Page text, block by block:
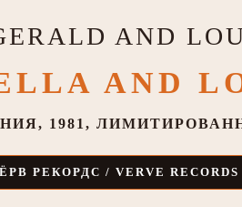
AND
AND
1981,
РЕКОРДС / VERVE RECORDS